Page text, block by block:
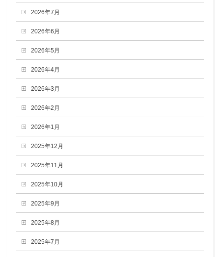
2026年7月
2026年6月
2026年5月
2026年4月
2026年3月
2026年2月
2026年1月
2025年12月
2025年11月
2025年10月
2025年9月
2025年8月
2025年7月